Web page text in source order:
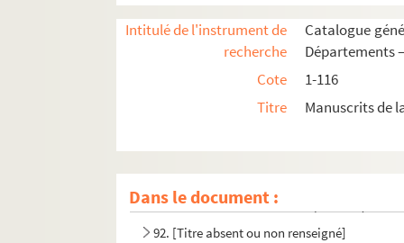
Intitulé de l'instrument de
recherche
Catalogue
Départements
Cote
1-116
Titre
Manuscrits de
Dans le document :
84. « Logica »
85. « Tractatus theologicus de virtutibus
86. Traité de philosophie. Incomplet du
89. « L'office de Noël à minuit... madame de
90. « Les saintes pratiques du chrestien
91. « Radices Haebreorum 2267 praeter quas
92. [Titre absent ou non renseigné]